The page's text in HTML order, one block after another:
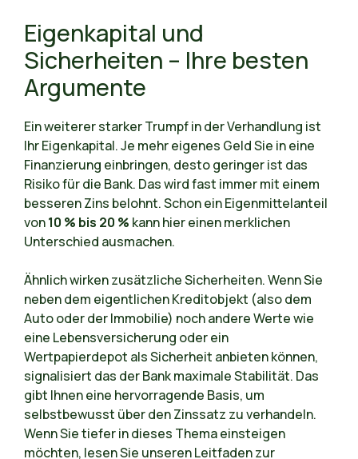
Eigenkapital und
Sicherheiten – Ihre besten
Argumente
Ein weiterer starker Trumpf in der Verhandlung ist
Ihr Eigenkapital. Je mehr eigenes Geld Sie in eine
Finanzierung einbringen, desto geringer ist das
Risiko für die Bank. Das wird fast immer mit einem
besseren Zins belohnt. Schon ein Eigenmittelanteil
von10 % bis 20 % kann hier einen merklichen
Unterschied ausmachen.
Ähnlich wirken zusätzliche Sicherheiten. Wenn Sie
neben dem eigentlichen Kreditobjekt (also dem
Auto oder der Immobilie) noch andere Werte wie
eine Lebensversicherung oder ein
Wertpapierdepot als Sicherheit anbieten können,
signalisiert das der Bank maximale Stabilität. Das
gibt Ihnen eine hervorragende Basis, um
selbstbewusst über den Zinssatz zu verhandeln.
Wenn Sie tiefer in dieses Thema einsteigen
möchten, lesen Sie unseren Leitfaden zur